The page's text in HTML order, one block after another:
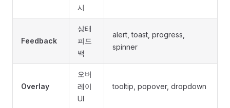
시
Feedback
상태
피드
백
alert, toast, progress,
spinner
Overlay
오버
레이
UI
tooltip, popover, dropdown